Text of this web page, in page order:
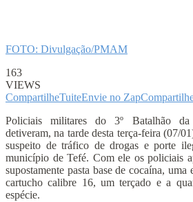
FOTO: Divulgação/PMAM
163
VIEWS
CompartilheTuiteEnvie no Zap
Policiais militares do 3º Batalhão
detiveram, na tarde desta terça-feira (07/
suspeito de tráfico de drogas e porte
município de Tefé. Com ele os policiais
supostamente pasta base de cocaína,
cartucho calibre 16, um terçado e a
espécie.